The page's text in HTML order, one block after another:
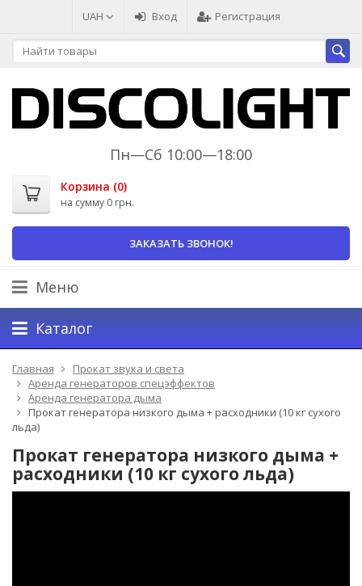
UAH Вход Регистрация
Пн—Сб 10:00—18:00
Корзина (0)
на сумму 0 грн.
ЗАКАЗАТЬ ЗВОНОК!
Меню
Каталог
Главная
Прокат звука и света
Аренда генераторов спецэффектов
Аренда генератора дыма
Прокат генератора низкого дыма + расходники (10 кг сухого
льда)
Прокат генератора низкого дыма +
расходники (10 кг сухого льда)